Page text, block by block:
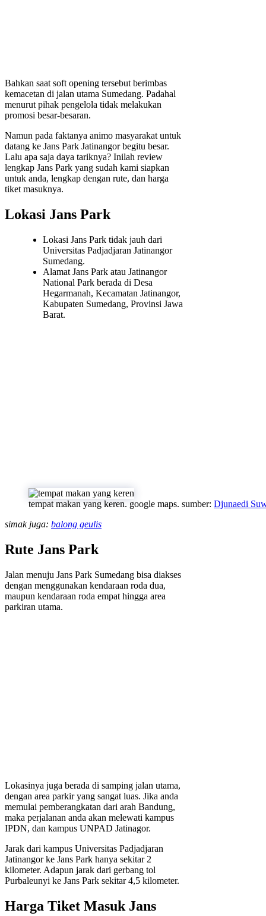
Bahkan saat soft opening tersebut berimbas
kemacetan di jalan utama Sumedang. Padahal
menurut pihak pengelola tidak melakukan
promosi besar-besaran.
Namun pada faktanya animo masyarakat untuk
datang ke Jans Park Jatinangor begitu besar.
Lalu apa saja daya tariknya? Inilah review
lengkap Jans Park yang sudah kami siapkan
untuk anda, lengkap dengan rute, dan harga
tiket masuknya.
Lokasi Jans Park
Lokasi Jans Park tidak jauh dari
Universitas Padjadjaran Jatinangor
Sumedang.
Alamat Jans Park atau Jatinangor
National Park berada di Desa
Hegarmanah, Kecamatan Jatinangor,
Kabupaten Sumedang, Provinsi Jawa
Barat.
tempat makan yang keren. google maps. sumber: Djunaedi
simak juga: balong geulis
Rute Jans Park
Jalan menuju Jans Park Sumedang bisa diakses
dengan menggunakan kendaraan roda dua,
maupun kendaraan roda empat hingga area
parkiran utama.
Lokasinya juga berada di samping jalan utama,
dengan area parkir yang sangat luas. Jika anda
memulai pemberangkatan dari arah Bandung,
maka perjalanan anda akan melewati kampus
IPDN, dan kampus UNPAD Jatinagor.
Jarak dari kampus Universitas Padjadjaran
Jatinangor ke Jans Park hanya sekitar 2
kilometer. Adapun jarak dari gerbang tol
Purbaleunyi ke Jans Park sekitar 4,5 kilometer.
Harga Tiket Masuk Jans